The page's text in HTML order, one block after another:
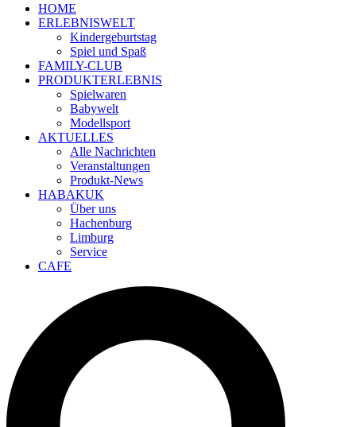
HOME
ERLEBNISWELT
Kindergeburtstag
Spiel und Spaß
FAMILY-CLUB
PRODUKTERLEBNIS
Spielwaren
Babywelt
Modellsport
AKTUELLES
Alle Nachrichten
Veranstaltungen
Produkt-News
HABAKUK
Über uns
Hachenburg
Limburg
Service
CAFE